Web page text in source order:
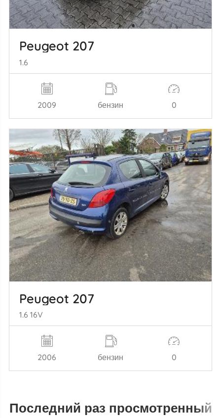
Peugeot 207
1.6
2009 бензин 0
Peugeot 207
1.6 16V
2006 бензин 0
Последний раз просмотренный